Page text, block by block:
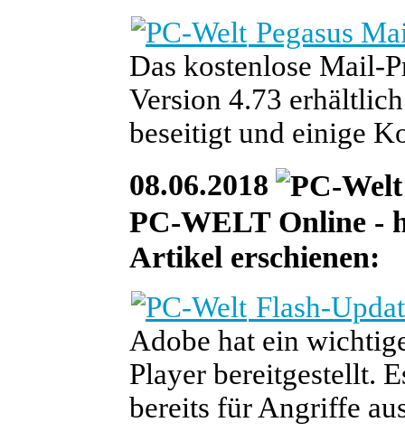
Pegasus
Das kostenlose Mail-
Version 4.73
beseitigt und einige
08.06.2018
PC-WELT Online -
Artikel erschienen:
Flash-
Adobe hat ein
Player bereitgestellt.
bereits für Angriffe